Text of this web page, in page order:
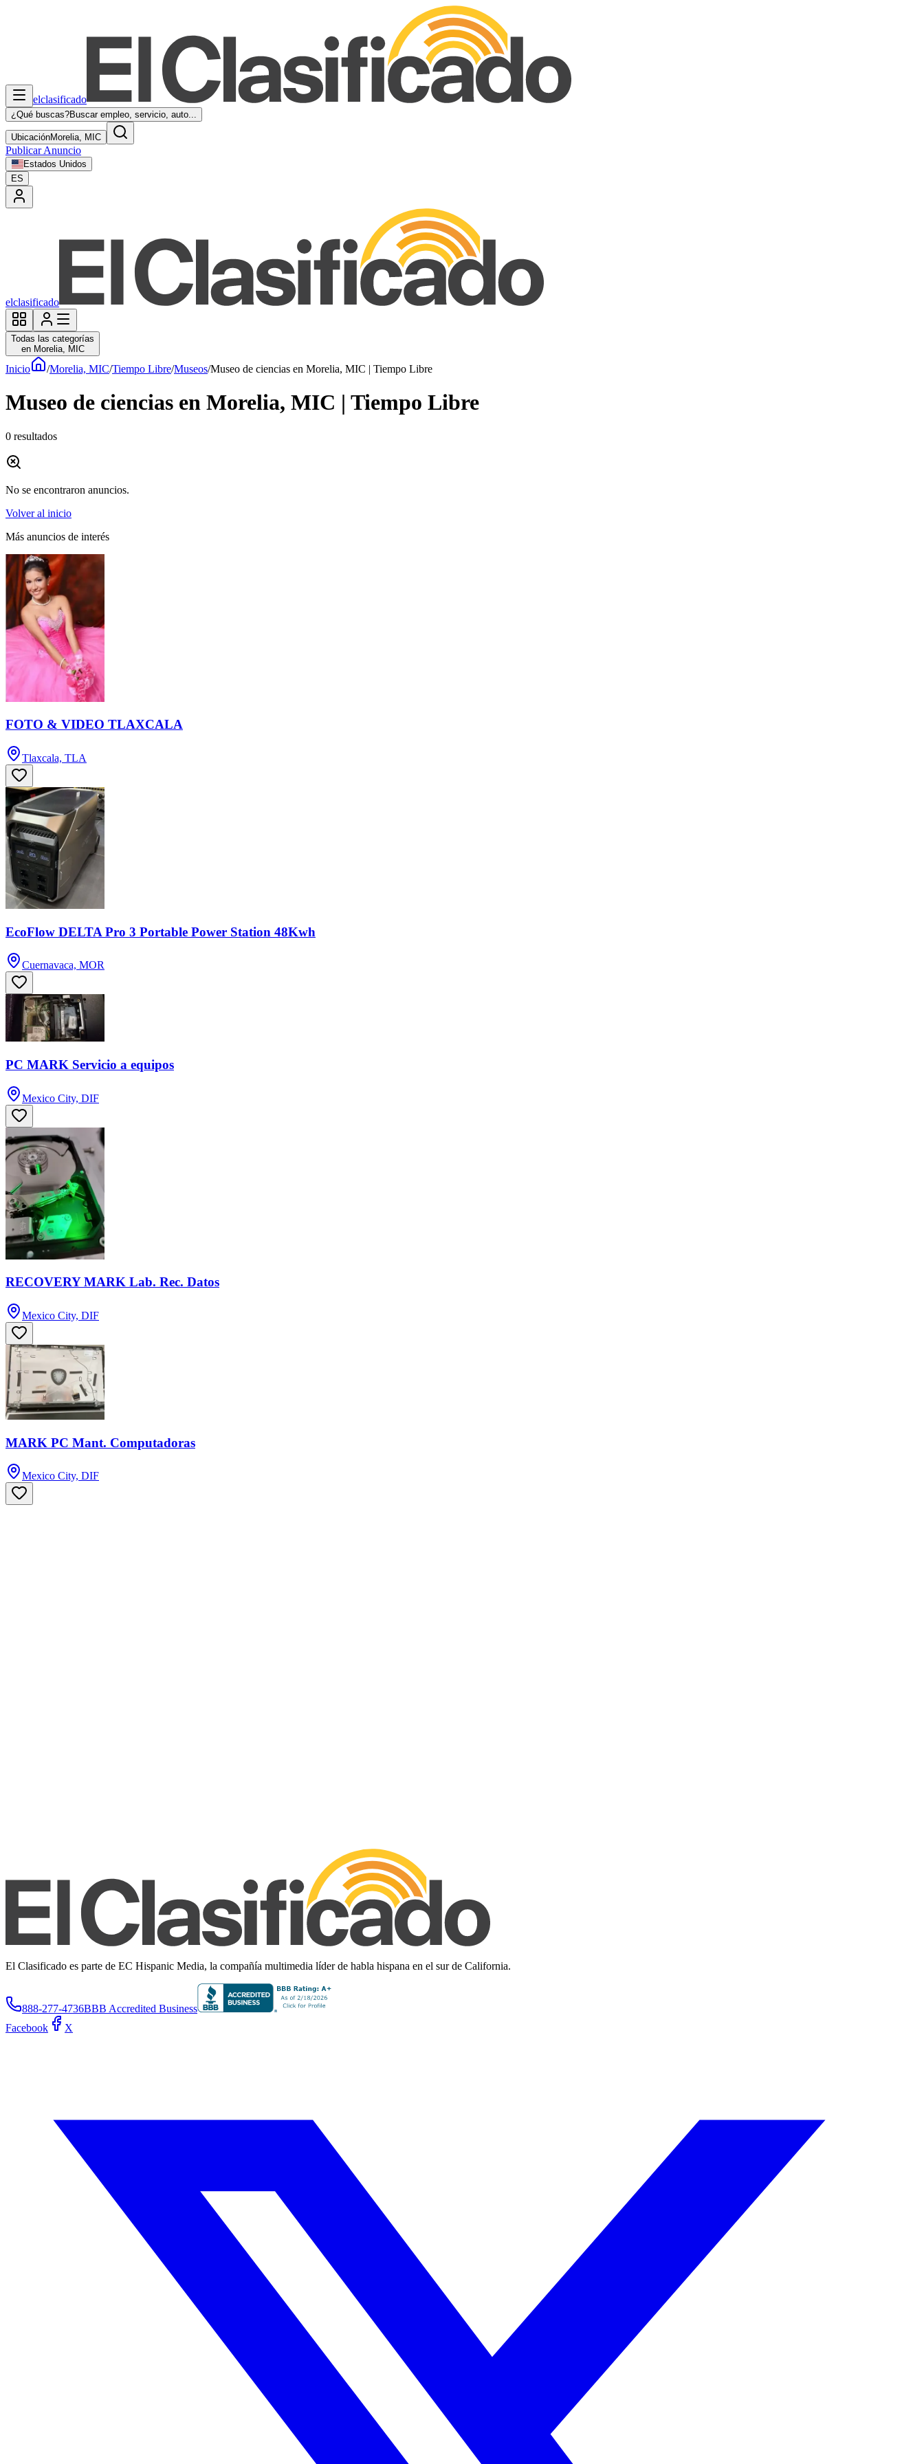
elclasificado
¿Qué buscas?Buscar empleo, servicio, auto...
UbicaciónMorelia, MIC
Publicar Anuncio
Estados Unidos
ES
elclasificado
Todas las categorías
en Morelia, MIC
Inicio /Morelia, MIC/Tiempo Libre/Museos/Museo de ciencias en Morelia, MIC | Tiempo Libre
Museo de ciencias en Morelia, MIC | Tiempo Libre
0 resultados
No se encontraron anuncios.
Volver al inicio
Más anuncios de interés
FOTO & VIDEO TLAXCALA
Tlaxcala, TLA
EcoFlow DELTA Pro 3 Portable Power Station 48Kwh
Cuernavaca, MOR
PC MARK Servicio a equipos
Mexico City, DIF
RECOVERY MARK Lab. Rec. Datos
Mexico City, DIF
MARK PC Mant. Computadoras
Mexico City, DIF
El Clasificado es parte de EC Hispanic Media, la compañía multimedia líder de habla hispana en el sur de California.
888-277-4736BBB Accredited Business
Facebook
X